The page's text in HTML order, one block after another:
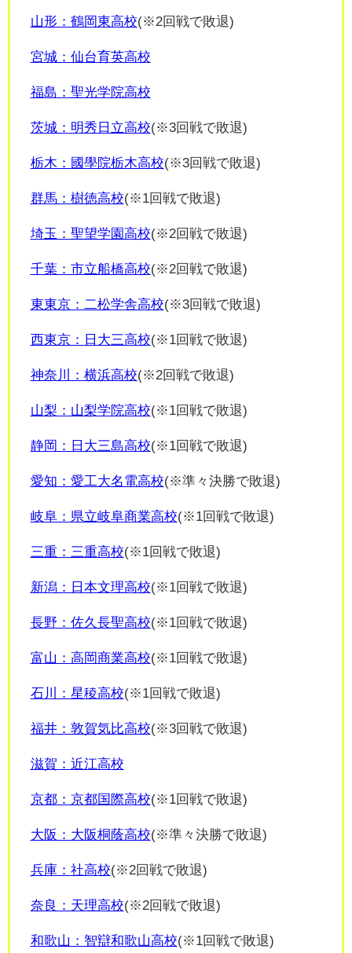
山形：鶴岡東高校(※2回戦で敗退)
宮城：仙台育英高校
福島：聖光学院高校
茨城：明秀日立高校(※3回戦で敗退)
栃木：國學院栃木高校(※3回戦で敗退)
群馬：樹徳高校(※1回戦で敗退)
埼玉：聖望学園高校(※2回戦で敗退)
千葉：市立船橋高校(※2回戦で敗退)
東東京：二松学舎高校(※3回戦で敗退)
西東京：日大三高校(※1回戦で敗退)
神奈川：横浜高校(※2回戦で敗退)
山梨：山梨学院高校(※1回戦で敗退)
静岡：日大三島高校(※1回戦で敗退)
愛知：愛工大名電高校(※準々決勝で敗退)
岐阜：県立岐阜商業高校(※1回戦で敗退)
三重：三重高校(※1回戦で敗退)
新潟：日本文理高校(※1回戦で敗退)
長野： 佐久長聖高校(※1回戦で敗退)
富山：高岡商業高校(※1回戦で敗退)
石川：星稜高校(※1回戦で敗退)
福井：敦賀気比高校(※3回戦で敗退)
滋賀：近江高校
京都：京都国際高校(※1回戦で敗退)
大阪：大阪桐蔭高校(※準々決勝で敗退)
兵庫：社高校(※2回戦で敗退)
奈良：天理高校(※2回戦で敗退)
和歌山：智辯和歌山高校(※1回戦で敗退)